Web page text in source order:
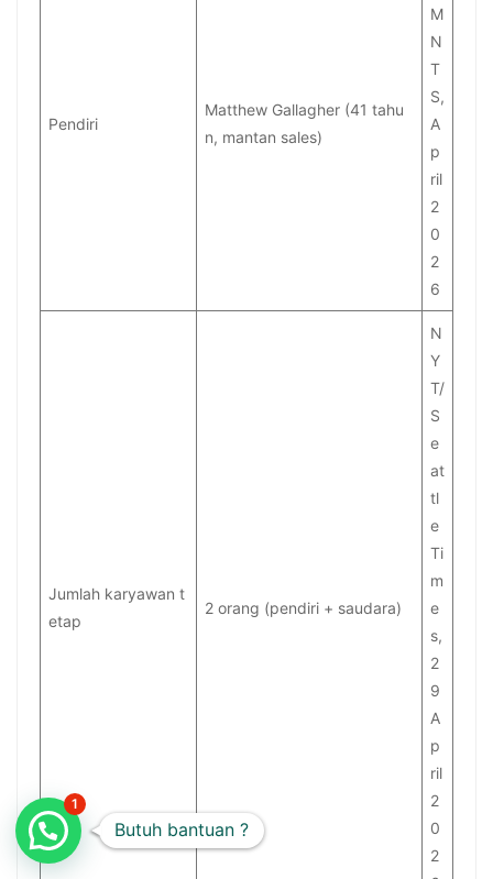
Pendiri
Matthew Gallagher (41 tahu
n, mantan sales)
M
N
T
S,
A
p
ril
2
0
2
6
Jumlah karyawan t
etap
2 orang (pendiri + saudara)
N
Y
T/
S
e
at
tl
e
Ti
m
e
s,
2
9
A
p
ril
2
0
2
1
Butuh bantuan ?